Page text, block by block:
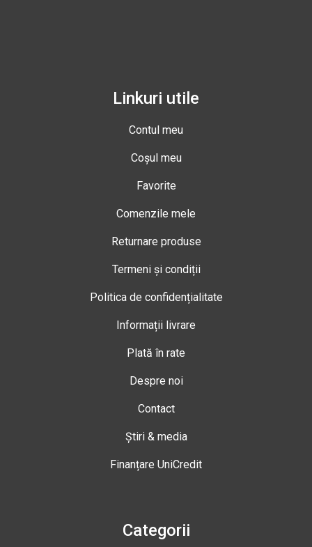
Linkuri utile
Contul meu
Coșul meu
Favorite
Comenzile mele
Returnare produse
Termeni și condiții
Politica de confidențialitate
Informații livrare
Plată în rate
Despre noi
Contact
Știri & media
Finanțare UniCredit
Categorii